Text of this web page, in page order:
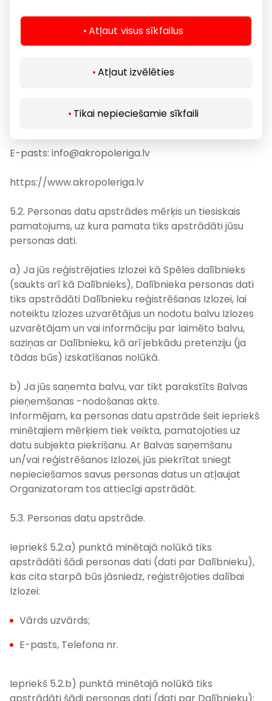
Atļaut visus sīkfailus
Atļaut izvēlēties
Tikai nepieciešamie sīkfaili
5.1. Jūsu personas datu pārzinis.
Spēles norises organizators – Akropole Latvija, SIA
Reģ. Nr.: 40003768247
E-pasts: info@akropoleriga.lv
https://www.akropoleriga.lv
5.2. Personas datu apstrādes mērķis un tiesiskais
pamatojums, uz kura pamata tiks apstrādāti jūsu
personas dati.
a) Ja jūs reģistrējaties Izlozei kā Spēles dalībnieks
(saukts arī kā Dalībnieks), Dalībnieka personas dati
tiks apstrādāti Dalībnieku reģistrēšanas Izlozei, lai
noteiktu Izlozes uzvarētājus un nodotu balvu Izlozes
uzvarētājam un vai informāciju par laimēto balvu,
saziņas ar Dalībnieku, kā arī jebkādu pretenziju (ja
tādas būs) izskatīšanas nolūkā.
b) Ja jūs saņemta balvu, var tikt parakstīts Balvas
pieņemšanas -nodošanas akts.
Informējam, ka personas datu apstrāde šeit iepriekš
minētajiem mērķiem tiek veikta, pamatojoties uz
datu subjekta piekrišanu. Ar Balvas saņemšanu
un/vai reģistrēšanos Izlozei, jūs piekrītat sniegt
nepieciešamos savus personas datus un atļaujat
Organizatoram tos attiecīgi apstrādāt.
5.3. Personas datu apstrāde.
Iepriekš 5.2.a) punktā minētajā nolūkā tiks
apstrādāti šādi personas dati (dati par Dalībnieku),
kas cita starpā būs jāsniedz, reģistrējoties dalībai
Izlozei:
Vārds uzvārds;
E-pasts, Telefona nr.
Iepriekš 5.2.b) punktā minētajā nolūkā tiks